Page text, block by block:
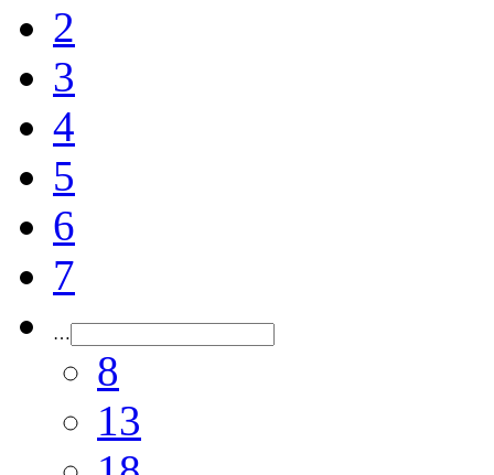
2
3
4
5
6
7
…
8
13